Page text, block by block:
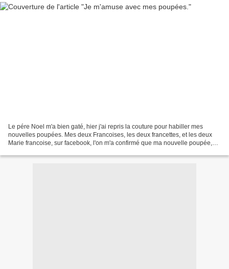
Le pére Noel m'a bien gaté, hier j'ai repris la couture pour habiller mes
nouvelles poupées. Mes deux Francoises, les deux francettes, et les deux
Marie francoise, sur facebook, l'on m'a confirmé que ma nouvelle poupée,